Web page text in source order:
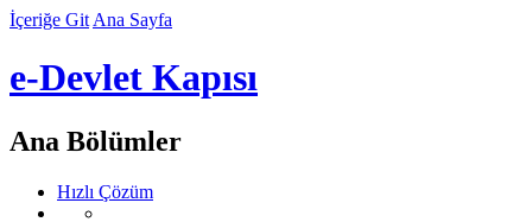
İçeriğe Git Ana Sayfa
e-Devlet Kapısı
Ana Bölümler
Hızlı Çözüm